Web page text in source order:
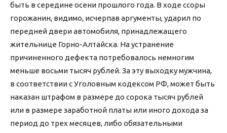
быть в середине осени прошлого года. В ходе ссоры
горожанин, видимо, исчерпав аргументы, ударил по
передней двери автомобиля, принадлежащего
жительнице Горно-Алтайска. На устранение
причиненного дефекта потребовалось немногим
меньше восьми тысяч рублей. За эту выходку мужчина,
в соответствии с Уголовным кодексом РФ, может быть
наказан штрафом в размере до сорока тысяч рублей
или в размере заработной платы или иного дохода за
период до трех месяцев, либо обязательными